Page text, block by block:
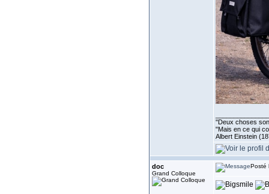
''Deux choses
"Mais en ce qui
Albert Einstein
doc
Grand Colloque
Posté